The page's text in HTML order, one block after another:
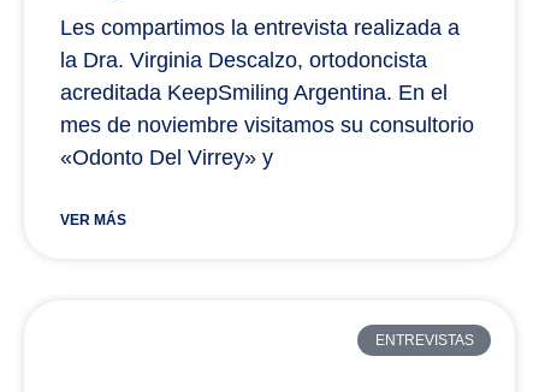
Les compartimos la entrevista realizada a
la Dra. Virginia Descalzo, ortodoncista
acreditada KeepSmiling Argentina. En el
mes de noviembre visitamos su consultorio
«Odonto Del Virrey» y
VER MÁS
ENTREVISTAS